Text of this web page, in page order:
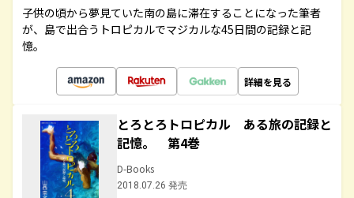
子供の頃から夢見ていた南の島に滞在することになった筆者
が、島で出合うトロピカルでマジカルな45日間の記録と記
憶。
詳細を見る
とろとろトロピカル ある旅の記録と
記憶。 第4巻
D-Books
2018.07.26 発売